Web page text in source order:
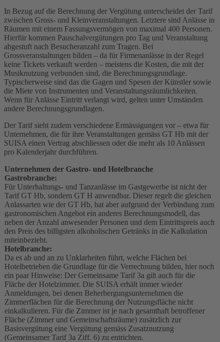
In Bezug auf die Berechnung der Vergütung unterscheidet der Tarif
zwischen Gross- und Kleinveranstaltungen. Letztere sind Anlässe in
Räumen mit einem Fassungsvermögen von maximal 400 Personen.
Hierfür kommen Pauschalvergütungen pro Tag und Veranstaltung
abgestuft nach Besucheranzahl zum Tragen. Bei
Grossveranstaltungen bilden – da für Firmenanlässe in der Regel
keine Tickets verkauft werden – meistens die Kosten, die mit der
Musiknutzung verbunden sind, die Berechnungsgrundlage.
Typischerweise sind das die Gagen und Spesen der Künstler sowie
die Miete von Instrumenten und Veranstaltungsräumlichkeiten.
Wenn für Anlässe Eintritt verlangt wird, gelten unter Umständen
andere Berechnungsgrundlagen.
Der Tarif sieht zudem verschiedene Ermässigungen vor – etwa für
Unternehmen, die für ihre Veranstaltungen gemäss GT Hb mit der
SUISA einen Vertrag abschliessen oder die mehr als 10 Anlässen
pro Kalenderjahr durchführen.
Unternehmen der Gastro- und Hotelbranche
Gastrobranche:
Für Unterhaltungs- und Tanzanlässe im Gastgewerbe ist nicht der
Tarif GT Hb, sondern GT H anwendbar. Dieser regelt die gleichen
Anlassarten wie der GT Hb, hat aber aufgrund der Verbindung zum
gastronomischen Angebot ein anderes Berechnungsmodell, das
neben der Anzahl anwesender Personen und dem Eintrittspreis auch
den Preis des billigsten alkoholischen Getränks in die Kalkulation
miteinbezieht.
Hotelbranche:
Da es ab und an zu Unklarheiten führt, welche Flächen bei
Hotelbetrieben die Grundlage für die Verrechnung bilden, hier noch
ein paar Hinweise: Der Gemeinsame Tarif 3a gilt auch für die
Fläche der Hotelzimmer. Die SUISA erhält immer wieder
Anmeldungen, bei denen Beherbergungsunternehmen die
Zimmerflächen für die Berechnung der Nutzungsfläche nicht
einkalkulieren. Für die Zimmer ist je nach gesamthaft betroffener
Fläche (Zimmer und Gemeinschaftsräume) zusätzlich zur
Basisvergütung eine Vergütung gemäss Zusatznutzung
(Gemeinsamer Tarif 3a Ziff. 6) zu entrichten.